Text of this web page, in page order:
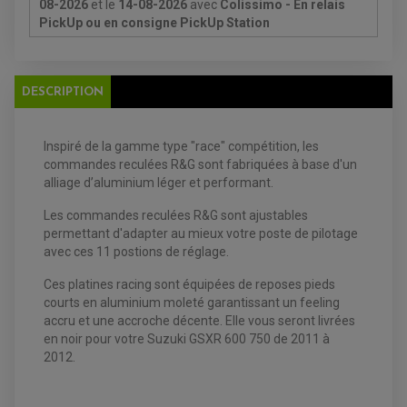
BOUGIE NGK
FILTRE A AIR
FILTRE A HUILE
PRODUIT D'ENTRETIEN
EQUIPEMENT ELECTRIQUE QUAD / SSV
ACCESSOIRES ELECTRIQUE QUAD / SSV
CHARGEUR DE BATTERIE QUAD / SSV
COMPTEUR QUAD / SSV
CONTACTEUR A CLÉ QUAD
DÉMARREUR
ECLAIRAGE LED / HALOGÈNE
08-2026 et le 14-08-2026 avec Colissimo - En relais
PickUp ou en consigne PickUp Station
DESCRIPTION
Inspiré de la gamme type "race" compétition, les
commandes reculées R&G sont fabriquées à base d'un
alliage d’aluminium léger et performant.
Les commandes reculées R&G sont ajustables
permettant d'adapter au mieux votre poste de pilotage
avec ces 11 postions de réglage.
Ces platines racing sont équipées de reposes pieds
courts en aluminium moleté garantissant un feeling
accru et une accroche décente. Elle vous seront livrées
en noir pour votre Suzuki GSXR 600 750 de 2011 à
2012.